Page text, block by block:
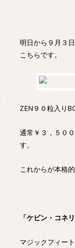
明日から９月３
こちらです。
ZEN９０粒入り
通常￥３，５０
す。
これからが本格
「ケビン・コネ
マジックフィー